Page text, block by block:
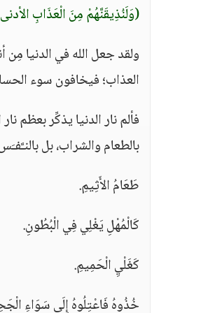
(وَلَنُذِيقَنَّهُمْ مِنَ الْعَذَابِ
ولقد جعل الله في الدنيا مِن
العذاب؛ فيخافون سوء
فألم نار الدنيا يذكِّر بعظم
بالطعام والشراب، بل
طَعَامُ الأَثِيمِ.
كَالْمُهْلِ يَغْلِي فِي الْبُطُونِ.
كَغَلْيِ الْحَمِيمِ.
خُذُوهُ فَاعْتِلُوهُ إِلَى سَوَاءِ